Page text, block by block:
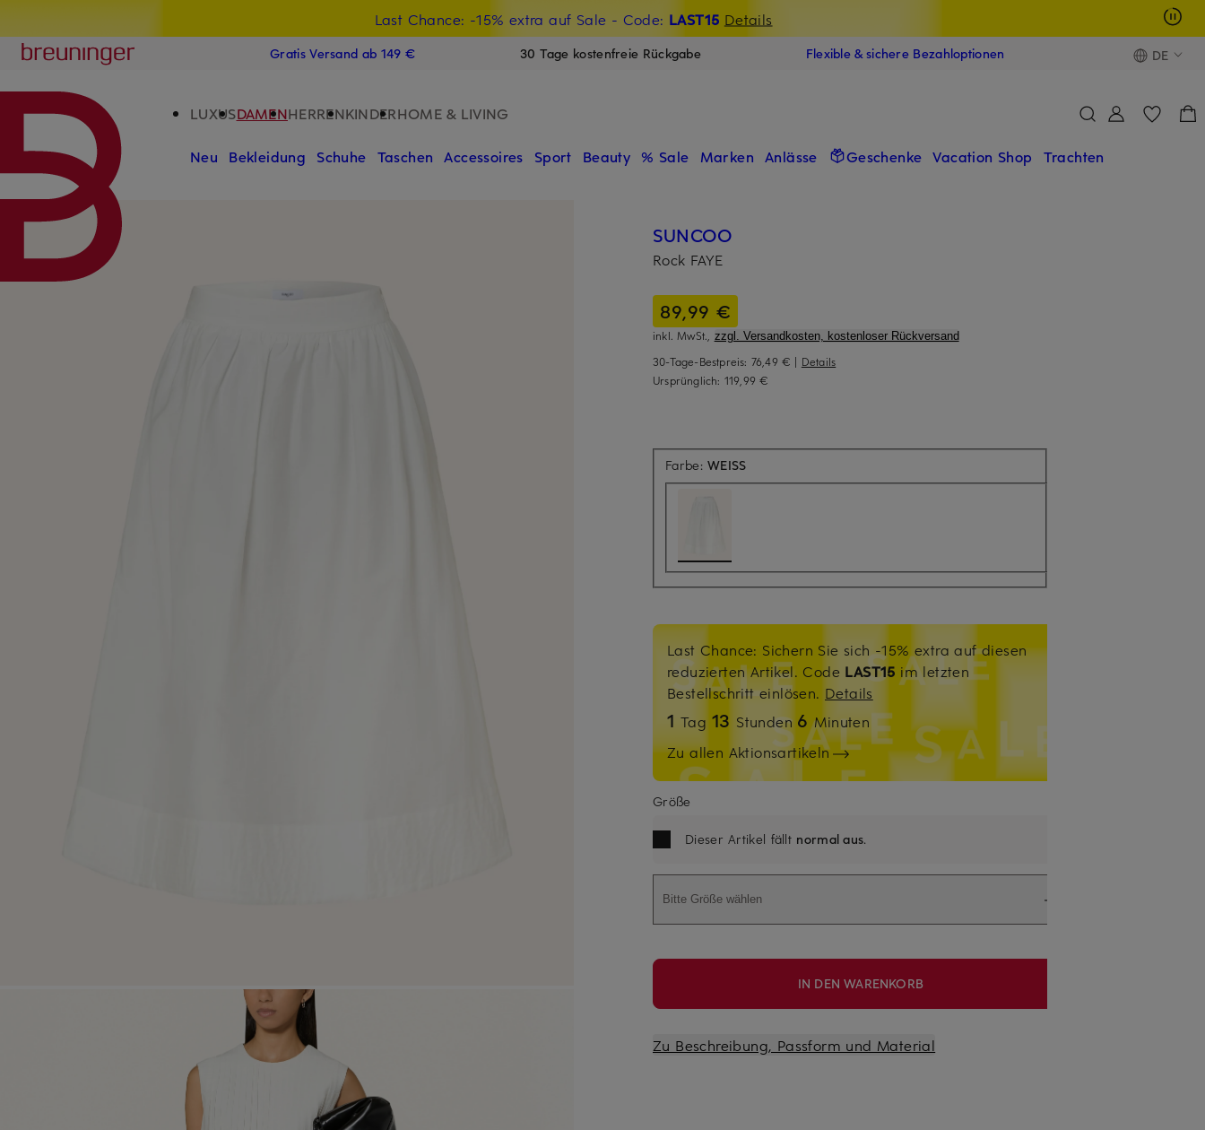
Last Chance: -15% extra auf Sale - Code: LAST15 Details
15€-Willkommensgutschein mit Beyond sichern
Breuninger
Gratis Versand ab 149 € 30 Tage kostenfreie Rückgabe Flexible & sichere Bezahloptionen DE
LUXUSDAMENHERRENKINDERHOME & LIVING
Neu Bekleidung Schuhe Taschen Accessoires Sport Beauty % Sale Marken Anlässe Geschenke Vacation Shop Trachten
SUNCOO
Rock FAYE
89,99 €
inkl. MwSt., zzgl. Versandkosten, kostenloser Rückversand
30-Tage-Bestpreis: 76,49 € | Details
Ursprünglich: 119,99 €
Farbe:WEISS
Last Chance: Sichern Sie sich -15% extra auf diesen
reduzierten Artikel. Code LAST15 im letzten
Bestellschritt einlösen. Details
1 Tag 13 Stunden 6Minuten
Zu allen Aktionsartikeln
Größe
Dieser Artikel fällt normal aus.
Bitte Größe wählen
IN DEN WARENKORB
Zu Beschreibung, Passform und Material